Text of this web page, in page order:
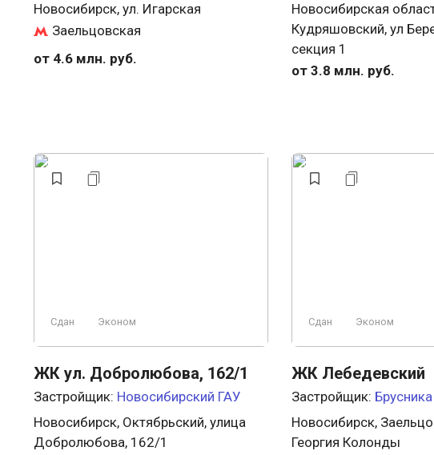
Новосибирск, ул. Игарская
Заельцовская
от 4.6 млн. руб.
Новосибирская
Кудряшовский, ул
секция 1
от 3.8 млн. руб.
Сдан Эконом
ЖК ул. Добролюбова, 162/1
Застройщик: Новосибирский ГАУ
Новосибирск, Октябрьский, улица
Добролюбова, 162/1
Сдан Эконом
ЖК Лебедевский
Застройщик: Брусника
Новосибирск,
Георгия Колонды